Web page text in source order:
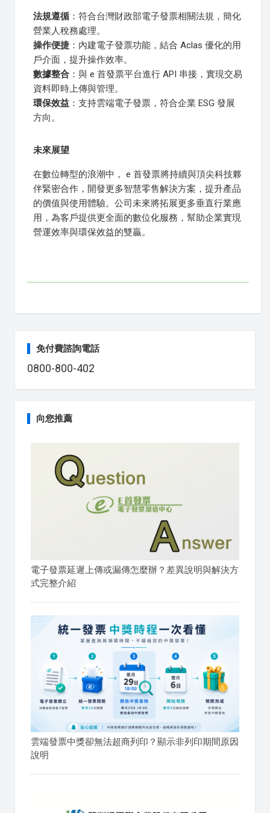
法規遵循 ：符合台灣財政部電子發票相關法規，簡化
營業人稅務處理。
操作便捷 ：內建電子發票功能，結合 Aclas 優化的用
戶介面，提升操作效率。
數據整合 ：與 e 首發票平台進行 API 串接，實現交易
資料即時上傳與管理。
環保效益 ：支持雲端電子發票，符合企業 ESG 發展
方向。
未來展望
在數位轉型的浪潮中， e 首發票將持續與頂尖科技夥
伴緊密合作，開發更多智慧零售解決方案，提升產品
的價值與使用體驗。公司未來將拓展更多垂直行業應
用，為客戶提供更全面的數位化服務，幫助企業實現
營運效率與環保效益的雙贏。
免付費諮詢電話
0800-800-402
向您推薦
電子發票延遲上傳或漏傳怎麼辦？差異說明與解決方
式完整介紹
雲端發票中獎卻無法超商列印？顯示非列印期間原因
說明